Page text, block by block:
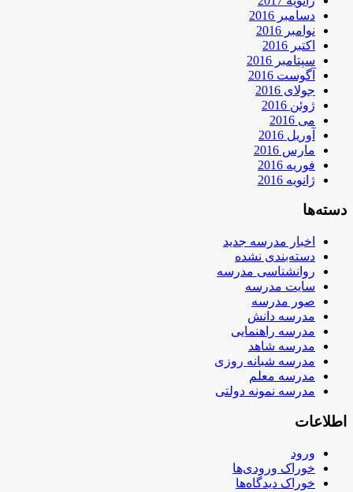
دسامبر 2016
نوامبر 2016
اکتبر 2016
سپتامبر 2016
آگوست 2016
جولای 2016
ژوئن 2016
می 2016
آوریل 2016
مارس 2016
فوریه 2016
ژانویه 2016
دسته‌ها
اخبار مدرسه جدید
دسته‌بندی نشده
روانشناسی مدرسه
سایت مدرسه
صور مدرسه
مدرسه دانش
مدرسه راهنمایی
مدرسه شاهد
مدرسه شبانه روزی
مدرسه معلم
مدرسه نمونه دولتی
اطلاعات
ورود
خوراک ورودی‌ها
خوراک دیدگاه‌ها